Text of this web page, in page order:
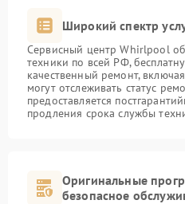
Широкий спектр
Сервисный центр Whirlpool
техники по всей РФ,
качественный ремонт,
могут отслеживать статус
предоставляется
продления срока службы
Оригинальные
безопасное